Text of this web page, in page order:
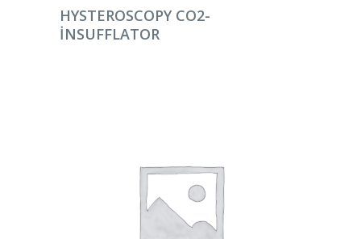
DEVAMINI OKU
HYSTEROSCOPY CO2-
INSUFFLATOR